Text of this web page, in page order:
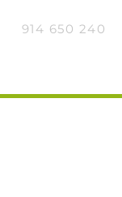
914 650 240